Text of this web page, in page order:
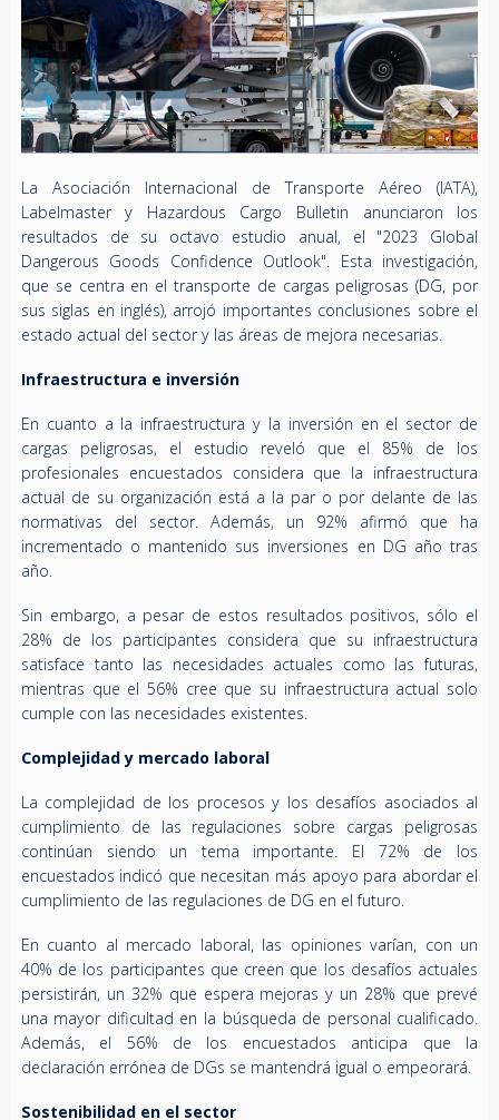
La Asociación Internacional de Transporte Aéreo (IATA),
Labelmaster y Hazardous Cargo Bulletin anunciaron los
resultados de su octavo estudio anual, el "2023 Global
Dangerous Goods Confidence Outlook". Esta investigación,
que se centra en el transporte de cargas peligrosas (DG, por
sus siglas en inglés), arrojó importantes conclusiones sobre el
estado actual del sector y las áreas de mejora necesarias.
Infraestructura e inversión
En cuanto a la infraestructura y la inversión en el sector de
cargas peligrosas, el estudio reveló que el 85% de los
profesionales encuestados considera que la infraestructura
actual de su organización está a la par o por delante de las
normativas del sector. Además, un 92% afirmó que ha
incrementado o mantenido sus inversiones en DG año tras
año.
Sin embargo, a pesar de estos resultados positivos, sólo el
28% de los participantes considera que su infraestructura
satisface tanto las necesidades actuales como las futuras,
mientras que el 56% cree que su infraestructura actual solo
cumple con las necesidades existentes.
Complejidad y mercado laboral
La complejidad de los procesos y los desafíos asociados al
cumplimiento de las regulaciones sobre cargas peligrosas
continúan siendo un tema importante. El 72% de los
encuestados indicó que necesitan más apoyo para abordar el
cumplimiento de las regulaciones de DG en el futuro.
En cuanto al mercado laboral, las opiniones varían, con un
40% de los participantes que creen que los desafíos actuales
persistirán, un 32% que espera mejoras y un 28% que prevé
una mayor dificultad en la búsqueda de personal cualificado.
Además, el 56% de los encuestados anticipa que la
declaración errónea de DGs se mantendrá igual o empeorará.
Sostenibilidad en el sector